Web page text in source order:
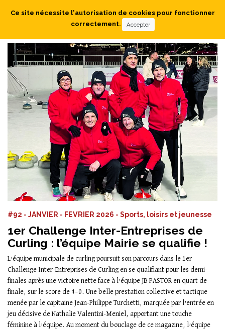
#92 - JANVIER - FEVRIER 2026 - Sports, loisirs et jeunesse
1er Challenge Inter-Entreprises de
Curling : l’équipe Mairie se qualifie !
L’équipe municipale de curling poursuit son parcours dans le 1er
Challenge Inter-Entreprises de Curling en se qualifiant pour les demi-
finales après une victoire nette face à l’équipe JB PASTOR en quart de
finale, sur le score de 4–0. Une belle prestation collective et tactique
menée par le capitaine Jean-Philippe Turchetti, marquée par l’entrée en
jeu décisive de Nathalie Valentini-Meniel, apportant une touche
féminine à l’équipe. Au moment du bouclage de ce magazine, l’équipe
Ce site nécessite l'autorisation de cookies pour fonctionner
correctement.
Accepter